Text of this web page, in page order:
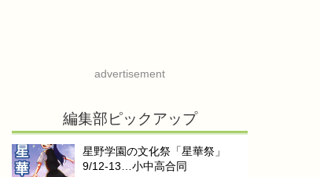
advertisement
編集部ピックアップ
星野学園の文化祭「星華祭」
9/12-13…小中高合同